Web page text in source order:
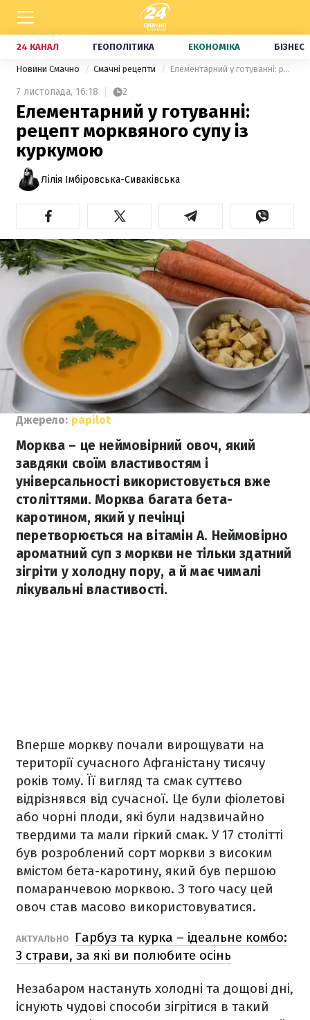
24 КАНАЛ ГЕОПОЛІТИКА ЕКОНОМІКА БІЗНЕС
Новини Смачно Смачні рецепти Елементарний у готуванні: рецепт морквяного супу із куркумою
7 листопада, 16:18 2
Елементарний у готуванні:
рецепт морквяного супу із
куркумою
Лілія Імбіровська-Сиваківська
Джерело: papilot
Морква – це неймовірний овоч, який
завдяки своїм властивостям і
універсальності використовується вже
століттями. Морква багата бета-
каротином, який у печінці
перетворюється на вітамін А. Неймовірно
ароматний суп з моркви не тільки здатний
зігріти у холодну пору, а й має чималі
лікувальні властивості.
Вперше моркву почали вирощувати на
території сучасного Афганістану тисячу
років тому. Її вигляд та смак суттєво
відрізнявся від сучасної. Це були фіолетові
або чорні плоди, які були надзвичайно
твердими та мали гіркий смак. У 17 столітті
був розроблений сорт моркви з високим
вмістом бета-каротину, який був першою
помаранчевою морквою. З того часу цей
овоч став масово використовуватися.
АКТУАЛЬНО
Гарбуз та курка – ідеальне комбо:
3 страви, за які ви полюбите осінь
Незабаром настануть холодні та дощові дні,
існують чудові способи зігрітися в такий